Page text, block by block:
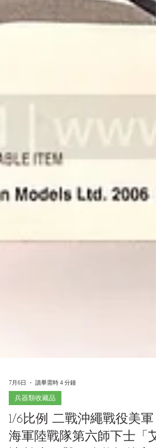
7月6日 讀畢需時 4 分鐘
兵器類收藏品
1/6比例 二戰沖繩戰役美軍